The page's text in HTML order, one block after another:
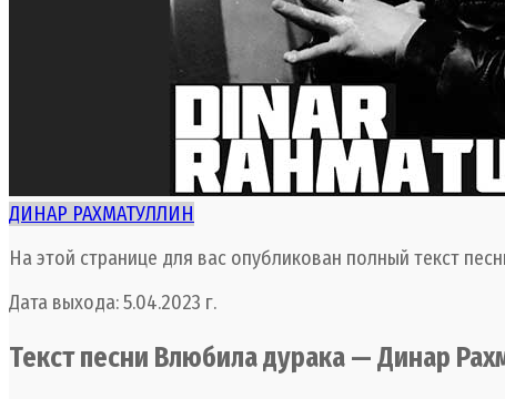
ДИНАР РАХМАТУЛЛИН
На этой странице для вас опубликован полный текст
Дата выхода: 5.04.2023 г.
Текст песни Влюбила дурака — Динар